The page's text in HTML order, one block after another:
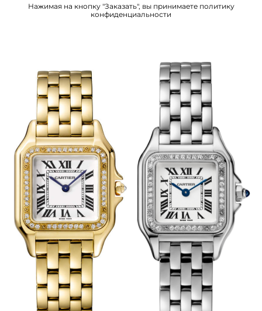
Нажимая на кнопку "Заказать", вы принимаете политику
конфиденциальности